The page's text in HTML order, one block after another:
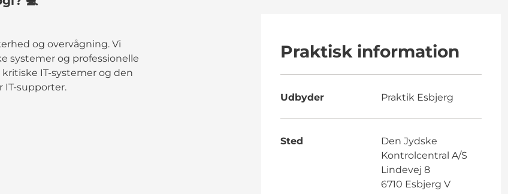
og overvågning. Vi
systemer og professionelle
IT-systemer og den
IT-supporter.
Praktisk information
Udbyder Praktik Esbjerg
Sted
Den Jydske
Kontrolcentral A/S
Lindevej 8
6710 Esbjerg V